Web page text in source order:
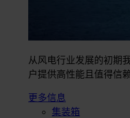
从风电行业发展的初期
户提供高性能且值得信
更多信息
集装箱